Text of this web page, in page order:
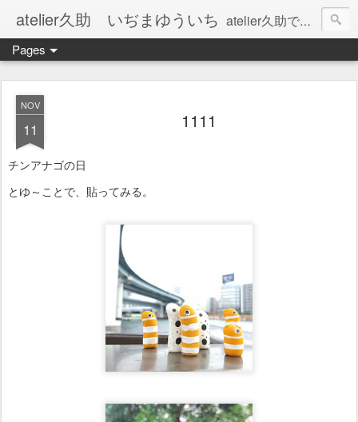
atelier久助 いぢまゆういち atelier久助では土と火から暖かなモノたちを生み出しています。 ご覧になられた方が和んで頂ければ幸いです。
Pages
NOV
11 1111
チンアナゴの日
とゆ～ことで、貼ってみる。